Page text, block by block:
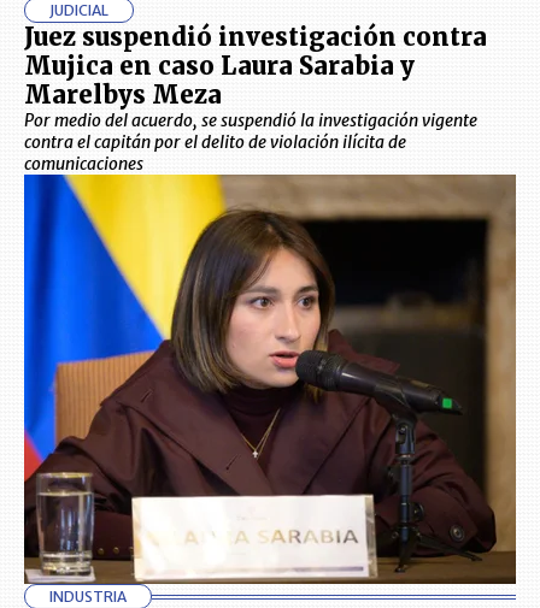
JUDICIAL
Juez suspendió investigación contra
Mujica en caso Laura Sarabia y
Marelbys Meza
Por medio del acuerdo, se suspendió la investigación vigente
contra el capitán por el delito de violación ilícita de
comunicaciones
INDUSTRIA